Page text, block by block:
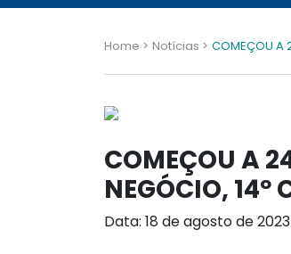
Home > Notícias > COMEÇOU A
COMEÇOU A
NEGÓCIO, 14º
Data: 18 de agosto de 2023